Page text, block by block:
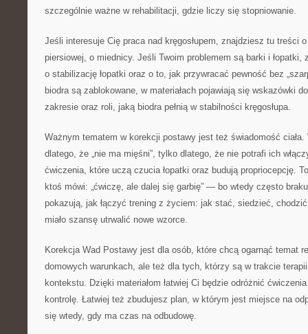
szczególnie ważne w rehabilitacji, gdzie liczy się stopniowanie.
Jeśli interesuje Cię praca nad kręgosłupem, znajdziesz tu treści
piersiowej, o miednicy. Jeśli Twoim problemem są barki i łopatki,
o stabilizację łopatki oraz o to, jak przywracać pewność bez
biodra są zablokowane, w materiałach pojawiają się wskazówki
zakresie oraz roli, jaką biodra pełnią w stabilności kręgosłupa.
Ważnym tematem w korekcji postawy jest też świadomość
dlatego, że „nie ma mięśni”, tylko dlatego, że nie potrafi ich
ćwiczenia, które uczą czucia łopatki oraz budują propriocepcję.
ktoś mówi: „ćwiczę, ale dalej się garbię” — bo wtedy często
pokazują, jak łączyć trening z życiem: jak stać, siedzieć,
miało szansę utrwalić nowe wzorce.
Korekcja Wad Postawy jest dla osób, które chcą ogarnąć temat
domowych warunkach, ale też dla tych, którzy są w trakcie
kontekstu. Dzięki materiałom łatwiej Ci będzie odróżnić
kontrolę. Łatwiej też zbudujesz plan, w którym jest miejsce na
się wtedy, gdy ma czas na odbudowę.